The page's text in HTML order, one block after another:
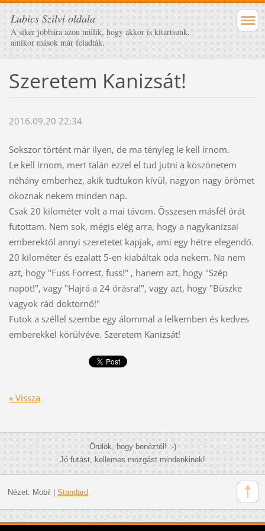
Lubics Szilvi oldala
A siker jobbára azon múlik, hogy akkor is kitartsunk,
amikor mások már feladták.
Szeretem Kanizsát!
2016.09.20 22:34
Sokszor történt már ilyen, de ma tényleg le kell írnom.
Le kell írnom, mert talán ezzel el tud jutni a köszönetem
néhány emberhez, akik tudtukon kívül, nagyon nagy örömet
okoznak nekem minden nap.
Csak 20 kilométer volt a mai távom. Összesen másfél órát
futottam. Nem sok, mégis elég arra, hogy a nagykanizsai
emberektől annyi szeretetet kapjak, ami egy hétre elegendő.
20 kilométer és ezalatt 5-en kiabáltak oda nekem. Na nem
azt, hogy "Fuss Forrest, fuss!" , hanem azt, hogy "Szép
napot!", vagy "Hajrá a 24 órásra!", vagy azt, hogy "Büszke
vagyok rád doktornő!"
Futok a széllel szembe egy álommal a lelkemben és kedves
emberekkel körülvéve. Szeretem Kanizsát!
« Vissza
Örülök, hogy benéztél! :-)
Jó futást, kellemes mozgást mindenkinek!
Nézet: Mobil Standard